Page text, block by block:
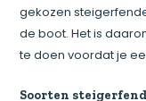
gekozen
de boot. Het is
te doen voordat je
Soorten